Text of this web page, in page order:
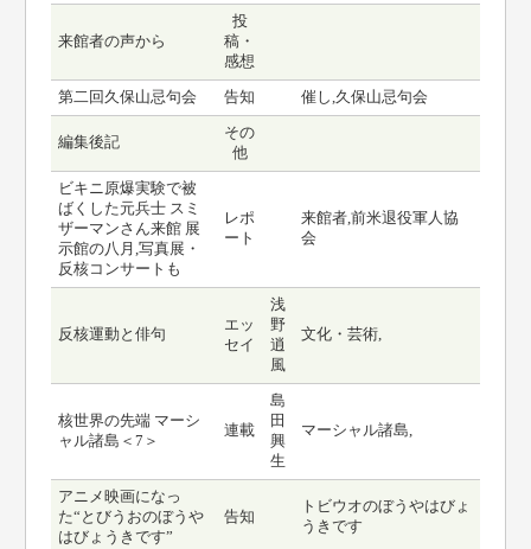
来館者の声から
投
稿・
感想
第二回久保山忌句会 告知 催し,久保山忌句会
編集後記
その
他
ビキニ原爆実験で被
ばくした元兵士 スミ
ザーマンさん来館 展
示館の八月,写真展・
反核コンサートも
レポ
ート
来館者,前米退役軍人協
会
反核運動と俳句
エッ
セイ
浅
野
逍
風
文化・芸術,
核世界の先端 マーシ
ャル諸島＜7＞
連載
島
田
興
生
マーシャル諸島,
アニメ映画になっ
た“とびうおのぼうや
はびょうきです”
告知
トビウオのぼうやはびょ
うきです